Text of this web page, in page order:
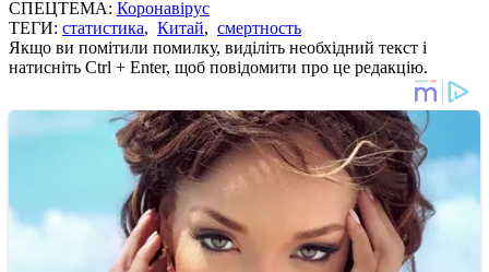
СПЕЦТЕМА: Коронавірус
ТЕГИ: статистика, Китай, смертность
Якщо ви помітили помилку, виділіть необхідний текст і
натисніть Ctrl + Enter, щоб повідомити про це редакцію.